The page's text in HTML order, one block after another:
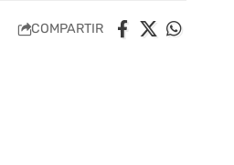
COMPARTIR